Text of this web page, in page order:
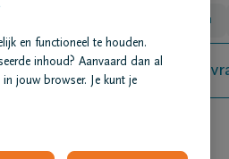
Dilsen-Stokkem
Veelgestelde
en functioneel te houden.
inhoud? Aanvaard dan al
jouw browser. Je kunt je